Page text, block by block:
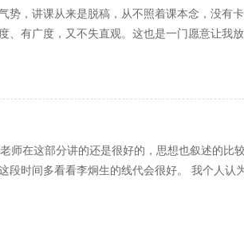
势，讲课从来是脱稿，从不照着课本念，没有
、有广度，又不失直观。这也是一门愿意让我
师在这部分讲的还是很好的，思想也叙述的比
段时间多看看李炯生的线代会很好。 我个人